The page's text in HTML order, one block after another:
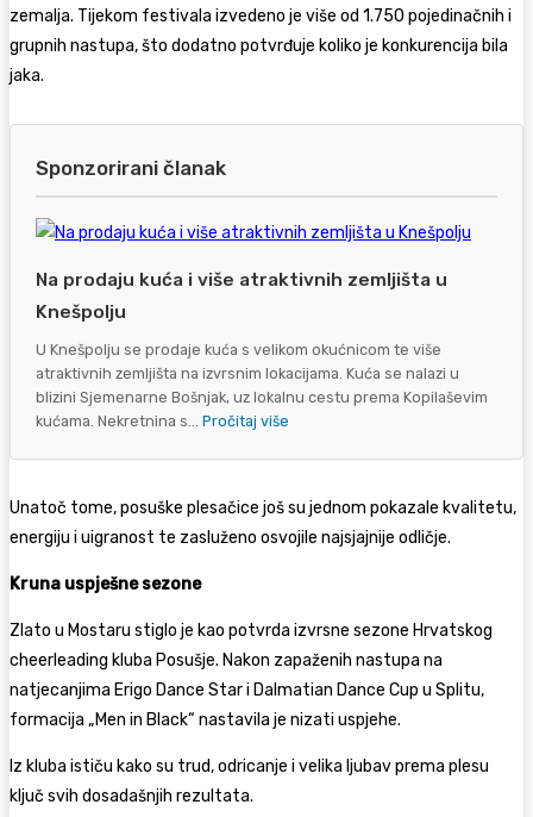
zemalja. Tijekom festivala izvedeno je više od 1.750 pojedinačnih i
grupnih nastupa, što dodatno potvrđuje koliko je konkurencija bila
jaka.
Sponzorirani članak
Na prodaju kuća i više atraktivnih zemljišta u
Knešpolju
U Knešpolju se prodaje kuća s velikom okućnicom te više
atraktivnih zemljišta na izvrsnim lokacijama. Kuća se nalazi u
blizini Sjemenarne Bošnjak, uz lokalnu cestu prema Kopilaševim
kućama. Nekretnina s... Pročitaj više
Unatoč tome, posuške plesačice još su jednom pokazale kvalitetu,
energiju i uigranost te zasluženo osvojile najsjajnije odličje.
Kruna uspješne sezone
Zlato u Mostaru stiglo je kao potvrda izvrsne sezone Hrvatskog
cheerleading kluba Posušje. Nakon zapaženih nastupa na
natjecanjima Erigo Dance Star i Dalmatian Dance Cup u Splitu,
formacija „Men in Black“ nastavila je nizati uspjehe.
Iz kluba ističu kako su trud, odricanje i velika ljubav prema plesu
ključ svih dosadašnjih rezultata.